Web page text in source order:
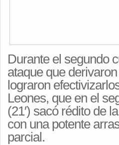
Durante el segundo
ataque que
lograron
Leones, que en el
(21′) sacó rédito de
con una potente
parcial.